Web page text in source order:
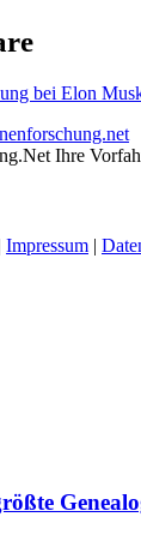
bei Elon
Ihre
Impressum